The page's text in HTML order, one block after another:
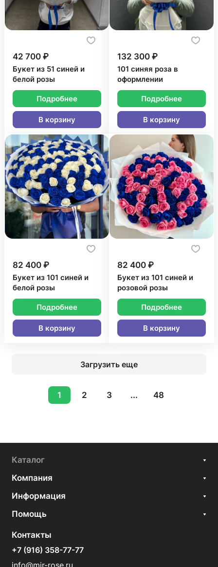
42 700 ₽
Букет из 51 синей и
белой розы
Подробнее
В корзину
132 300 ₽
101 синяя роза в
оформлении
Подробнее
В корзину
82 400 ₽
Букет из 101 синей и
белой розы
Подробнее
В корзину
82 400 ₽
Букет из 101 синей и
розовой розы
Подробнее
В корзину
Загрузить еще
1 2 3 ... 48
Каталог
Компания
Информация
Помощь
Контакты
+7 (916) 358-77-77